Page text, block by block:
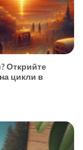
Открийте
цикли в